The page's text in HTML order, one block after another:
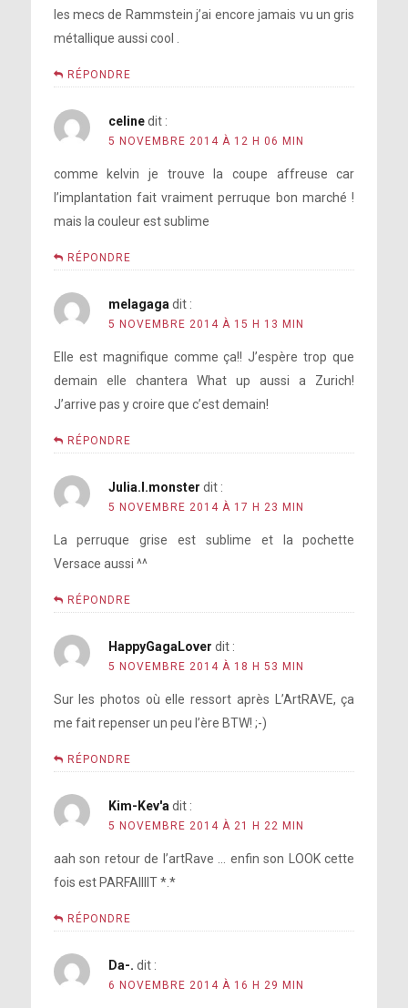
les mecs de Rammstein j’ai encore jamais vu un gris
métallique aussi cool .
RÉPONDRE
celine dit :
5 NOVEMBRE 2014 À 12 H 06 MIN
comme kelvin je trouve la coupe affreuse car
l’implantation fait vraiment perruque bon marché !
mais la couleur est sublime
RÉPONDRE
melagaga dit :
5 NOVEMBRE 2014 À 15 H 13 MIN
Elle est magnifique comme ça!! J’espère trop que
demain elle chantera What up aussi a Zurich!
J’arrive pas y croire que c’est demain!
RÉPONDRE
Julia.l.monster dit :
5 NOVEMBRE 2014 À 17 H 23 MIN
La perruque grise est sublime et la pochette
Versace aussi ^^
RÉPONDRE
HappyGagaLover dit :
5 NOVEMBRE 2014 À 18 H 53 MIN
Sur les photos où elle ressort après L’ArtRAVE, ça
me fait repenser un peu l’ère BTW! ;-)
RÉPONDRE
Kim-Kev'a dit :
5 NOVEMBRE 2014 À 21 H 22 MIN
aah son retour de l’artRave … enfin son LOOK cette
fois est PARFAIIIIT *.*
RÉPONDRE
Da-. dit :
6 NOVEMBRE 2014 À 16 H 29 MIN